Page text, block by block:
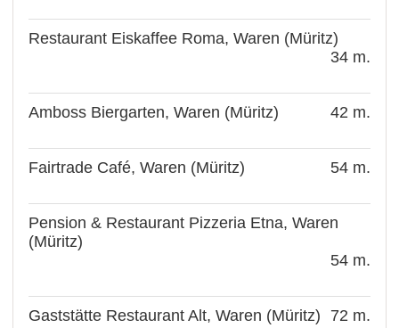
Restaurant Eiskaffee Roma, Waren (Müritz)
34 m.
Amboss Biergarten, Waren (Müritz) 42 m.
Fairtrade Café, Waren (Müritz) 54 m.
Pension & Restaurant Pizzeria Etna, Waren
(Müritz)
54 m.
Gaststätte Restaurant Alt, Waren (Müritz) 72 m.